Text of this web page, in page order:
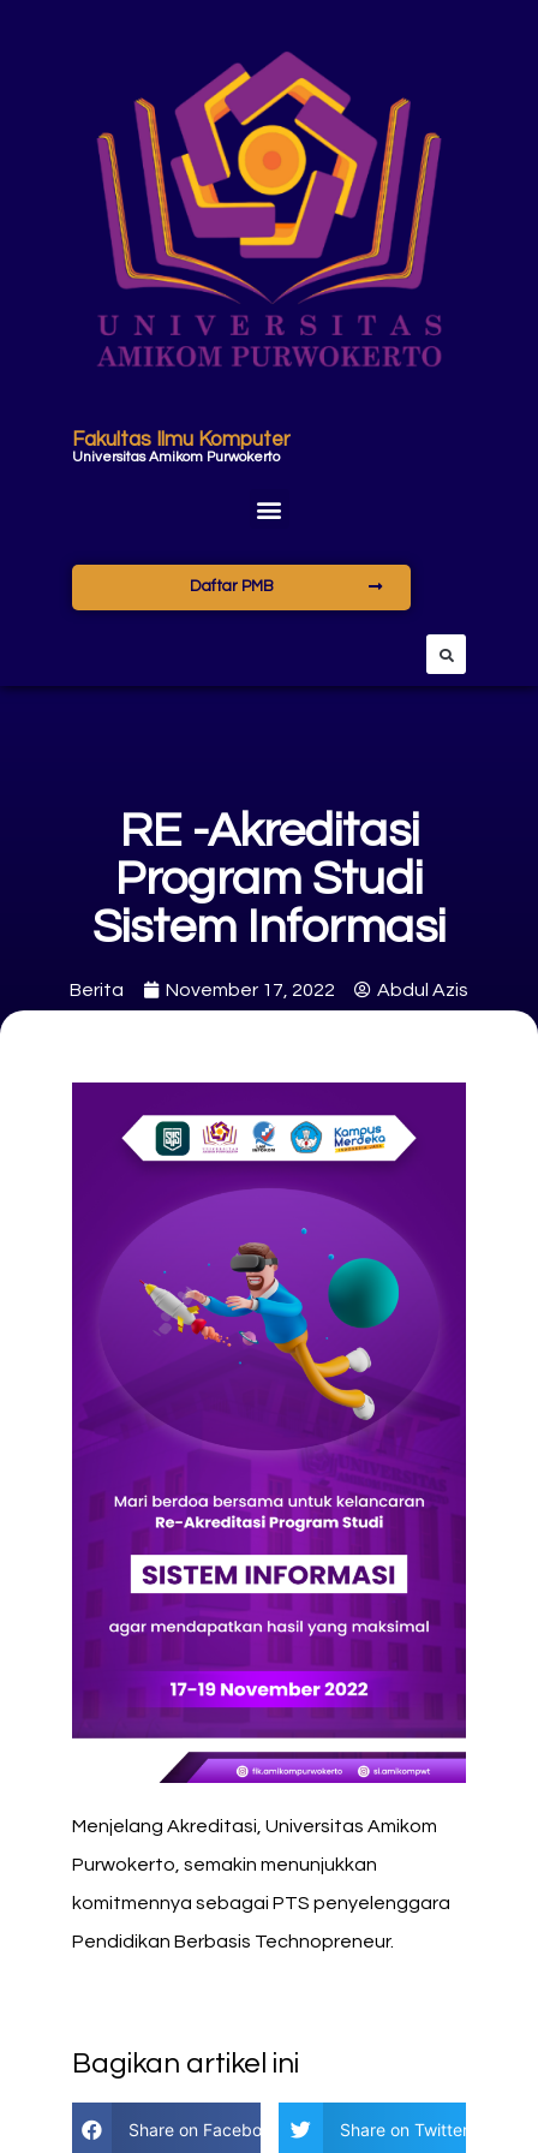
Fakultas Ilmu Komputer
Universitas Amikom Purwokerto
Daftar PMB
RE -Akreditasi
Program Studi
Sistem Informasi
Berita November 17, 2022 Abdul Azis
Menjelang Akreditasi, Universitas Amikom
Purwokerto, semakin menunjukkan
komitmennya sebagai PTS penyelenggara
Pendidikan Berbasis Technopreneur.
Bagikan artikel ini
Share on Facebook Share on Twitter